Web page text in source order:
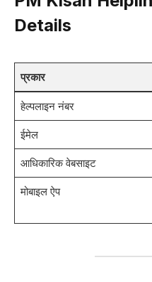
Details
प्रकार
हेल्पलाइन नंबर
ईमेल
आधिकारिक वेबसाइट
मोबाइल ऐप